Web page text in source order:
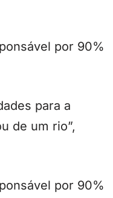
por 90%
para a
de um rio”,
por 90%